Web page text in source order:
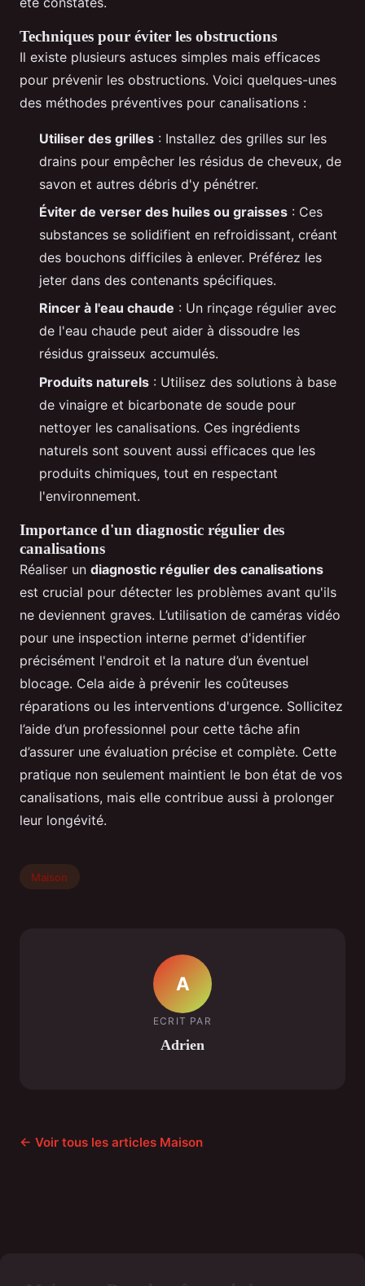
Techniques pour éviter les obstructions
Il existe plusieurs astuces simples mais efficaces
pour prévenir les obstructions. Voici quelques-unes
des méthodes préventives pour canalisations :
Utiliser des grilles : Installez des grilles sur les
drains pour empêcher les résidus de cheveux, de
savon et autres débris d'y pénétrer.
Éviter de verser des huiles ou graisses : Ces
substances se solidifient en refroidissant, créant
des bouchons difficiles à enlever. Préférez les
jeter dans des contenants spécifiques.
Rincer à l'eau chaude : Un rinçage régulier avec
de l'eau chaude peut aider à dissoudre les
résidus graisseux accumulés.
Produits naturels : Utilisez des solutions à base
de vinaigre et bicarbonate de soude pour
nettoyer les canalisations. Ces ingrédients
naturels sont souvent aussi efficaces que les
produits chimiques, tout en respectant
l'environnement.
Importance d'un diagnostic régulier des
canalisations
Réaliser un diagnostic régulier des canalisations
est crucial pour détecter les problèmes avant qu'ils
ne deviennent graves. L’utilisation de caméras vidéo
pour une inspection interne permet d'identifier
précisément l'endroit et la nature d’un éventuel
blocage. Cela aide à prévenir les coûteuses
réparations ou les interventions d'urgence. Sollicitez
l’aide d’un professionnel pour cette tâche afin
d’assurer une évaluation précise et complète. Cette
pratique non seulement maintient le bon état de vos
canalisations, mais elle contribue aussi à prolonger
leur longévité.
Maison
A
ECRIT PAR
Adrien
← Voir tous les articles Maison